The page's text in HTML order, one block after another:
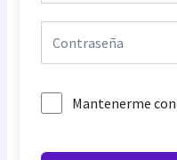
Mantenerme